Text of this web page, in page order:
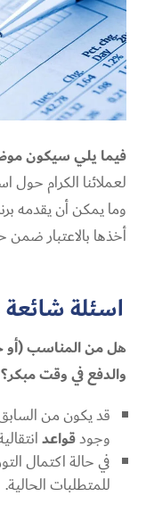
فيما يلي سيكون
لعملائنا الكرام
وما يمكن أن يقدمه
أخذها بالاعتبار
اسئلة
هل من المناسب (أو
والدفع في وقت مبكر؟
قد يكون من السابق
وجودقواعد
للمتطلبات الحالية.